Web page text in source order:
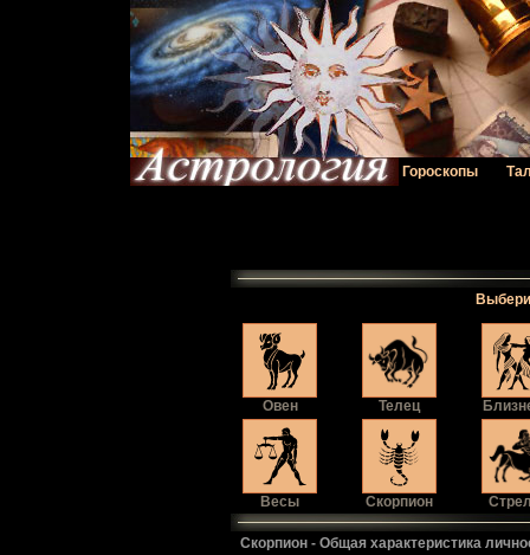
Гороскопы
Овен Телец
Весы Скорпион
Скорпион - Общая хаpактеpистика